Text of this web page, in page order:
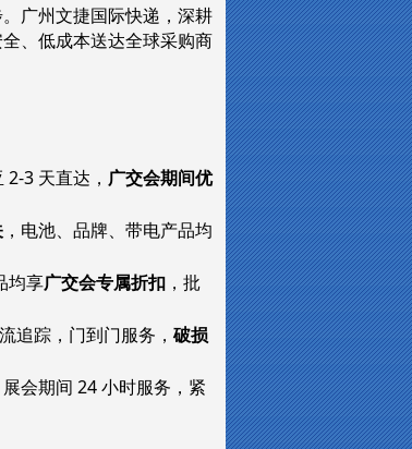
广州文捷国际快递，深耕
全、低成本送达全球采购商
3 天直达， 广交会期间优
，电池、品牌、带电产品均
均享广交会专属折扣 ，批
追踪，门到门服务， 破损
会期间 24 小时服务，紧